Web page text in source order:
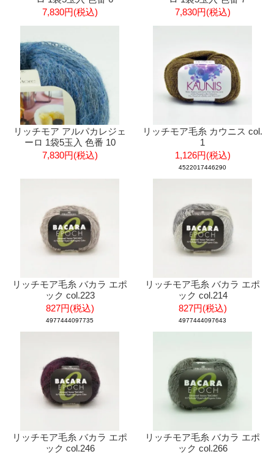
7,830円(税込)
7,830円(税込)
リッチモア アルパカレジェ
ーロ 1袋5玉入 色番 10
7,830円(税込)
リッチモア毛糸 カウニス col.
1
1,126円(税込)
4522017446290
リッチモア毛糸 バカラ エポ
ック col.223
827円(税込)
4977444097735
リッチモア毛糸 バカラ エポ
ック col.214
827円(税込)
4977444097643
リッチモア毛糸 バカラ エポ
ック col.246
リッチモア毛糸 バカラ エポ
ック col.266